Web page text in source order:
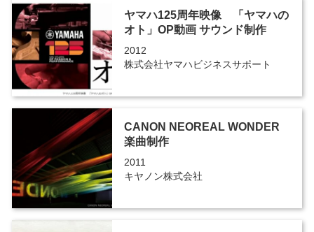
ヤマハ125周年映像 「ヤマハの
オト」OP動画 サウンド制作
2012
株式会社ヤマハビジネスサポート
CANON NEOREAL WONDER
楽曲制作
2011
キヤノン株式会社